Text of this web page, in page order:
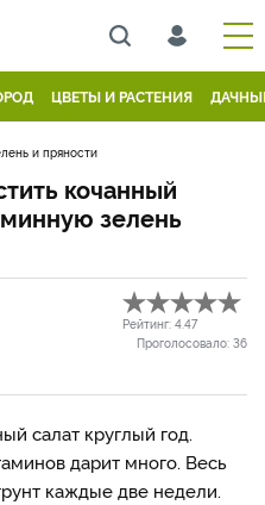
ЦВЕТЫ И РАСТЕНИЯ
и пряности
кочанный
зелень
Рейтинг: 4.47
Проголосовало: 36
салат круглый год.
дарит много. Весь
каждые две недели.